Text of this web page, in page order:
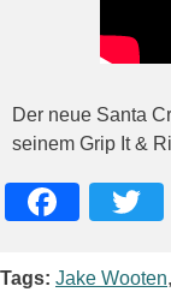
Der neue Santa
seinem Grip It &
Tags: Jake Wooten,